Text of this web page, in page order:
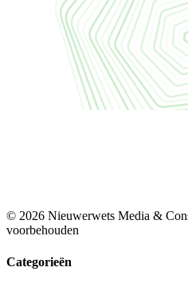
© 2026 Nieuwerwets Media &
voorbehouden
Categorieën